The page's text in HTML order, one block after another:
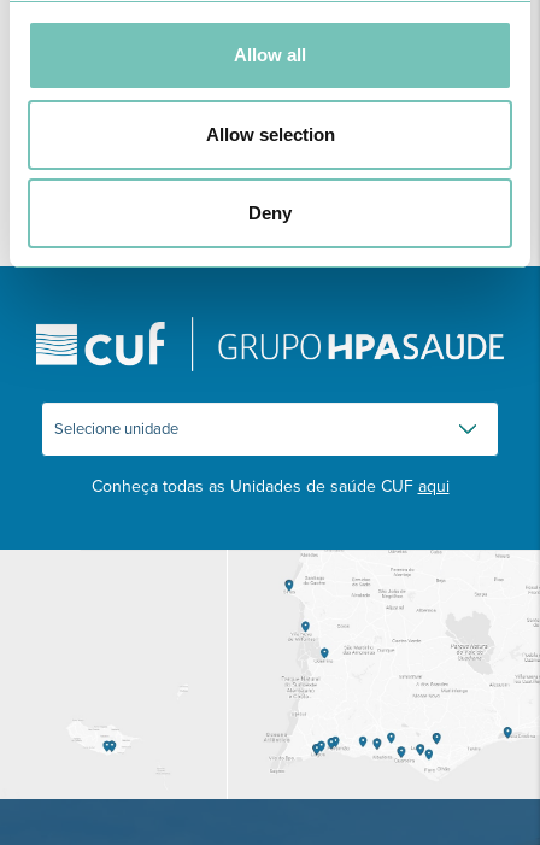
Allow all
Allow selection
Deny
Com um formato dinâmico e direto, este episódio combinam
Conheça todas as Unidades de saúde CUF aqui